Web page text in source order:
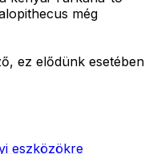
még
ez elődünk esetében
eszközökre